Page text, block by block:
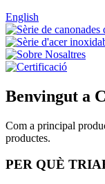
English
Benvingut a
Com a principal
productes.
PER QUÈ